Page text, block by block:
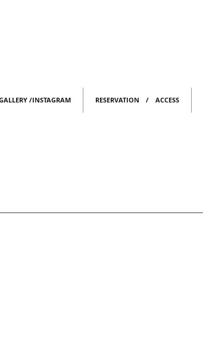
/INSTAGRAM RESERVATION / ACCESS